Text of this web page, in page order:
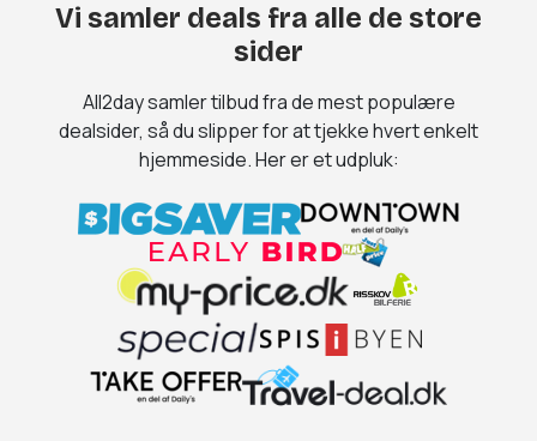
Vi samler deals fra alle de store
sider
All2day samler tilbud fra de mest populære
dealsider, så du slipper for at tjekke hvert enkelt
hjemmeside. Her er et udpluk: